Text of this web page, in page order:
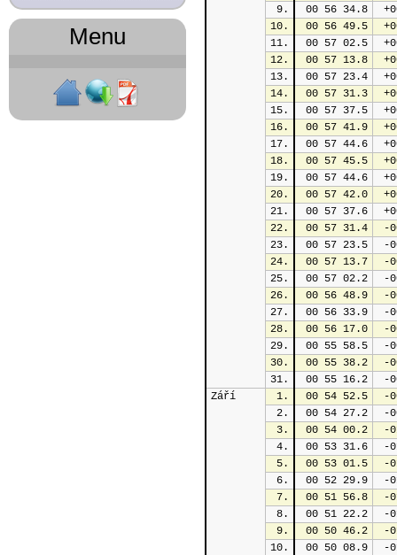
Menu
9.
00 56 34.8
10.
00 56 49.5
11.
00 57 02.5
12.
00 57 13.8
13.
00 57 23.4
14.
00 57 31.3
15.
00 57 37.5
16.
00 57 41.9
17.
00 57 44.6
18.
00 57 45.5
19.
00 57 44.6
20.
00 57 42.0
21.
00 57 37.6
22.
00 57 31.4
-
23.
00 57 23.5
-
24.
00 57 13.7
-
25.
00 57 02.2
-
26.
00 56 48.9
-
27.
00 56 33.9
-
28.
00 56 17.0
-
29.
00 55 58.5
-
30.
00 55 38.2
-
31.
00 55 16.2
-
Září
1. 00 54 52.5
-
2.
00 54 27.2
-
3.
00 54 00.2
-
4.
00 53 31.6
-
5.
00 53 01.5
-
6.
00 52 29.9
-
7.
00 51 56.8
-
8.
00 51 22.2
-
9.
00 50 46.2
-
10.
00 50 08.9
-